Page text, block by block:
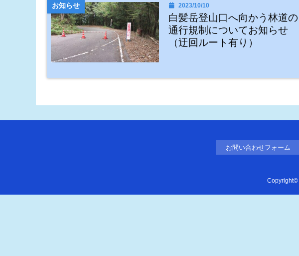
お知らせ 2023/10/10
白髪岳登山口へ向かう林道の
通行規制についてお知らせ
（迂回ルート有り）
お問い合わせフォーム
Copyright©